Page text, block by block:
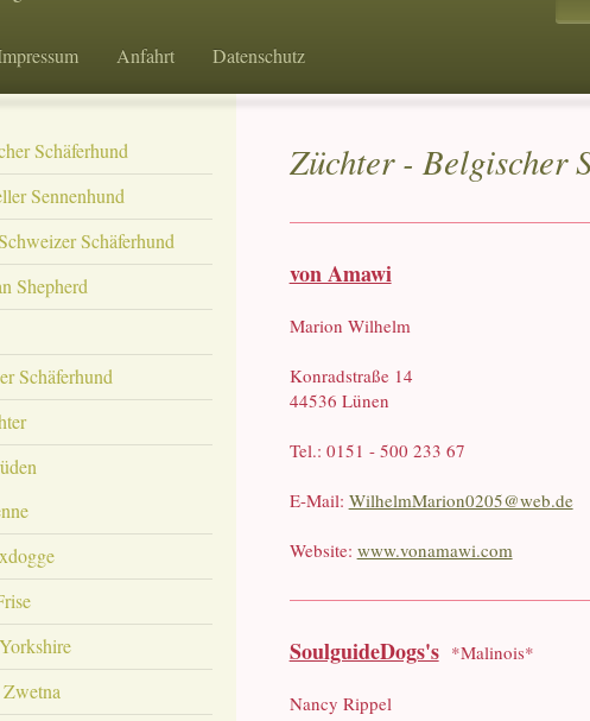
Anfahrt Datenschutz
Züchter - Belgischer
von Amawi
Marion Wilhelm
Konradstraße 14
44536 Lünen
Tel.: 0151 - 500 233 67
E-Mail: WilhelmMarion0205@web.de
Website: www.vonamawi.com
SoulguideDogs's *Malinois*
Nancy Rippel
Schäferhund
Sennenhund
Schäferhund
Shepherd
Schäferhund